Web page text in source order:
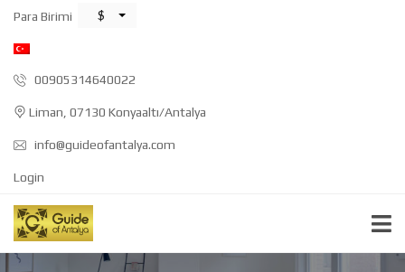
Para Birimi $
00905314640022
Liman, 07130 Konyaaltı/Antalya
info@guideofantalya.com
Login